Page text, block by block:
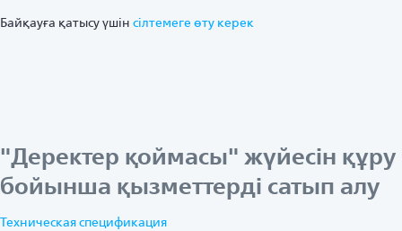
Байқауға қатысу үшін ciлтемеге өту керек
"Деректер қоймасы" жүйесін құру
бойынша қызметтерді сатып алу
Техническая спецификация